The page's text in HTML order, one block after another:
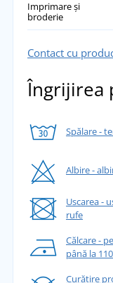
Imprimare și
broderie
Contact cu
Îngrijirea
Spălare -
Albire -
Uscarea -
rufe
Călcare -
până la
Curățire